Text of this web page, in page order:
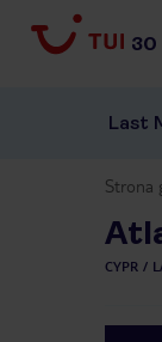
30
Last
Strona
CYPR